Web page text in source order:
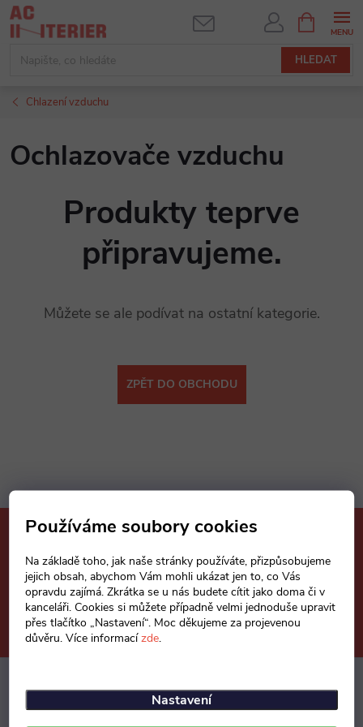
Používáme soubory cookies
Na základě toho, jak naše stránky používáte, přizpůsobujeme
jejich obsah, abychom Vám mohli ukázat jen to, co Vás
opravdu zajímá. Zkrátka se u nás budete cítit jako doma či v
kanceláři. Cookies si můžete případně velmi jednoduše upravit
přes tlačítko „Nastavení“. Moc děkujeme za projevenou
důvěru. Více informacízde.
Nastavení
Přejít
na
HLEDAT
NÁKUPNÍ
KOŠÍK
Chlazení vzduchu
Ochlazovače vzduchu
Produkty teprve
připravujeme.
Můžete se ale podívat na ostatní kategorie.
ZPĚT DO OBCHODU
p
Mějte přehled o novinkách
a slevách
E-mail ODEBÍRAT